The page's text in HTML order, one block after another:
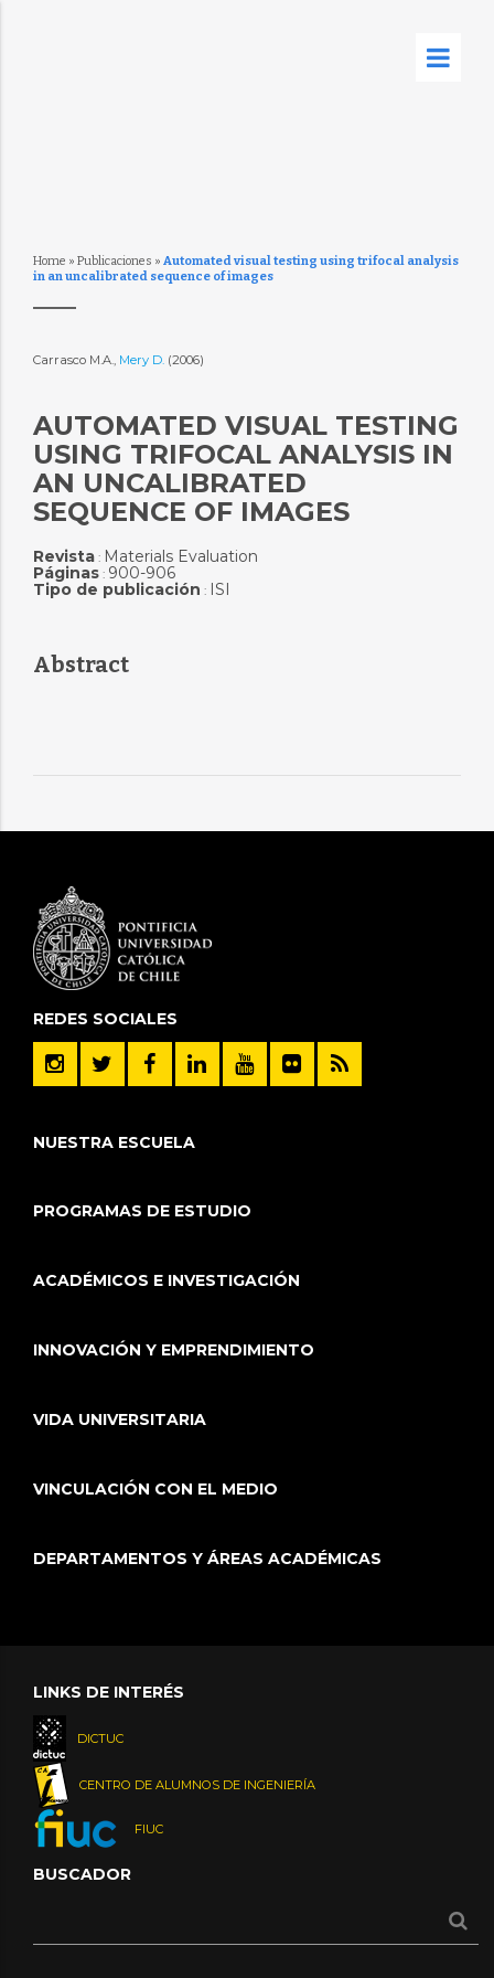
Home » Publicaciones » Automated visual testing using trifocal analysis
in an uncalibrated sequence of images
Carrasco M.A., Mery D. (2006)
AUTOMATED VISUAL TESTING
USING TRIFOCAL ANALYSIS IN
AN UNCALIBRATED
SEQUENCE OF IMAGES
Revista: Materials Evaluation
Páginas: 900-906
Tipo de publicación : ISI
Abstract
REDES SOCIALES
NUESTRA ESCUELA
PROGRAMAS DE ESTUDIO
ACADÉMICOS E INVESTIGACIÓN
INNOVACIÓN Y EMPRENDIMIENTO
VIDA UNIVERSITARIA
VINCULACIÓN CON EL MEDIO
DEPARTAMENTOS Y ÁREAS ACADÉMICAS
LINKS DE INTERÉS
DICTUC
CENTRO DE ALUMNOS DE INGENIERÍA
FIUC
BUSCADOR